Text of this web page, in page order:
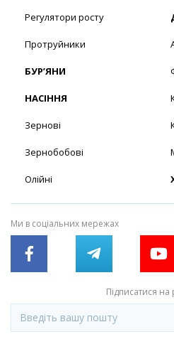
Регулятори росту
Протруйники
БУР’ЯНИ
НАСІННЯ
Зернові
Зернобобові
Олійні
Ми в соціальних мережах
Підписатися на